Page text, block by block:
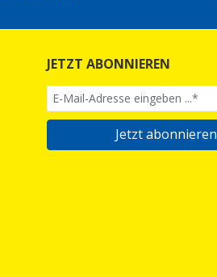
JETZT ABONNIEREN
Jetzt abonnieren